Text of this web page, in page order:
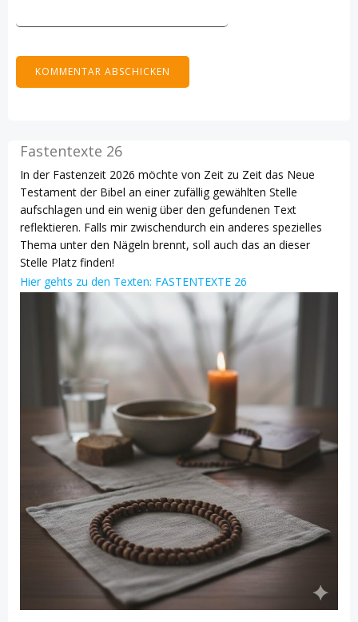
Fastentexte 26
In der Fastenzeit 2026 möchte von Zeit zu Zeit das Neue
Testament der Bibel an einer zufällig gewählten Stelle
aufschlagen und ein wenig über den gefundenen Text
reflektieren. Falls mir zwischendurch ein anderes spezielles
Thema unter den Nägeln brennt, soll auch das an dieser
Stelle Platz finden!
Hier gehts zu den Texten: FASTENTEXTE 26